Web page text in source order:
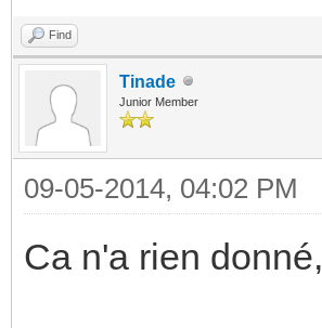
Find
Tinade
Junior Member
09-05-2014, 04:02 PM
Ca n'a rien donné,